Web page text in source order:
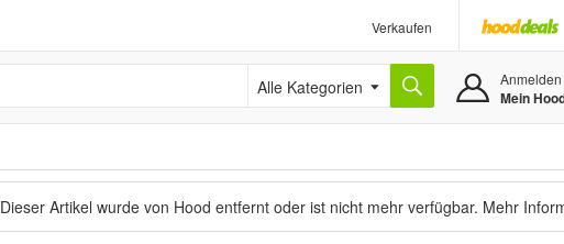
Verkaufen
Alle Kategorien Anmelden
Mein
Dieser Artikel wurde von Hood entfernt oder ist nicht mehr verfügbar. Mehr